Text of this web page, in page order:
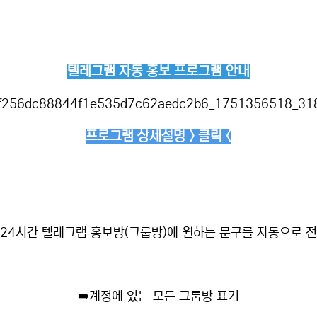
텔레그램 자동 홍보 프로그램 안내
프로그램 상세설명 > 클릭 <
24시간 텔레그램 홍보방(그룹방)에 원하는 문구를 자동으로
➡️계정에 있는 모든 그룹방 표기